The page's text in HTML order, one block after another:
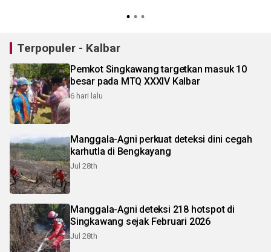
Terpopuler - Kalbar
Pemkot Singkawang targetkan masuk 10
besar pada MTQ XXXIV Kalbar
6 hari lalu
Manggala-Agni perkuat deteksi dini cegah
karhutla di Bengkayang
Jul 28th
Manggala-Agni deteksi 218 hotspot di
Singkawang sejak Februari 2026
Jul 28th